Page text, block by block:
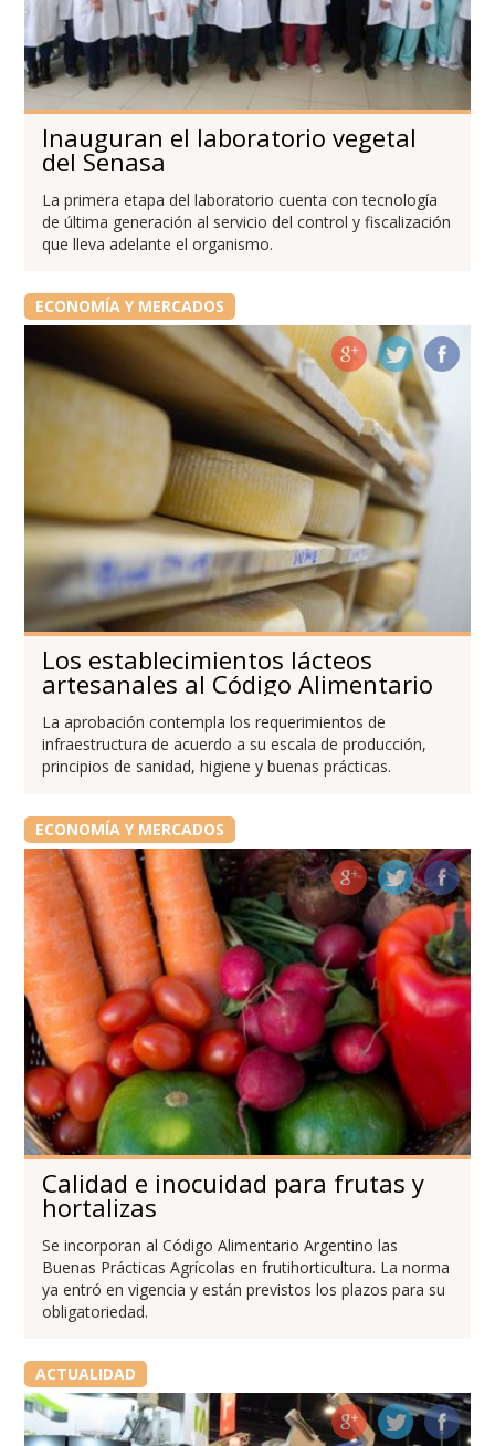
Inauguran el laboratorio vegetal
del Senasa
La primera etapa del laboratorio cuenta con tecnología
de última generación al servicio del control y fiscalización
que lleva adelante el organismo.
ECONOMÍA Y MERCADOS
Los establecimientos lácteos
artesanales al Código Alimentario
La aprobación contempla los requerimientos de
infraestructura de acuerdo a su escala de producción,
principios de sanidad, higiene y buenas prácticas.
ECONOMÍA Y MERCADOS
Calidad e inocuidad para frutas y
hortalizas
Se incorporan al Código Alimentario Argentino las
Buenas Prácticas Agrícolas en frutihorticultura. La norma
ya entró en vigencia y están previstos los plazos para su
obligatoriedad.
ACTUALIDAD